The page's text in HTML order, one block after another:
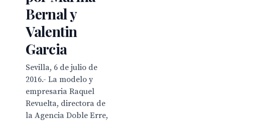
Bernal y
Valentin
Garcia
Sevilla, 6 de julio de
2016.- La modelo y
empresaria Raquel
Revuelta, directora de
la Agencia Doble Erre,